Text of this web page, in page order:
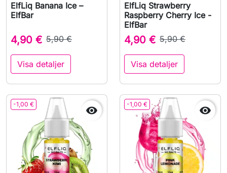
ElfLiq Banana Ice –
ElfBar
4,90 € 5,90 €
Visa detaljer
ElfLiq Strawberry
Raspberry Cherry Ice -
ElfBar
4,90 € 5,90 €
Visa detaljer
-1,00 €  -1,00 € 